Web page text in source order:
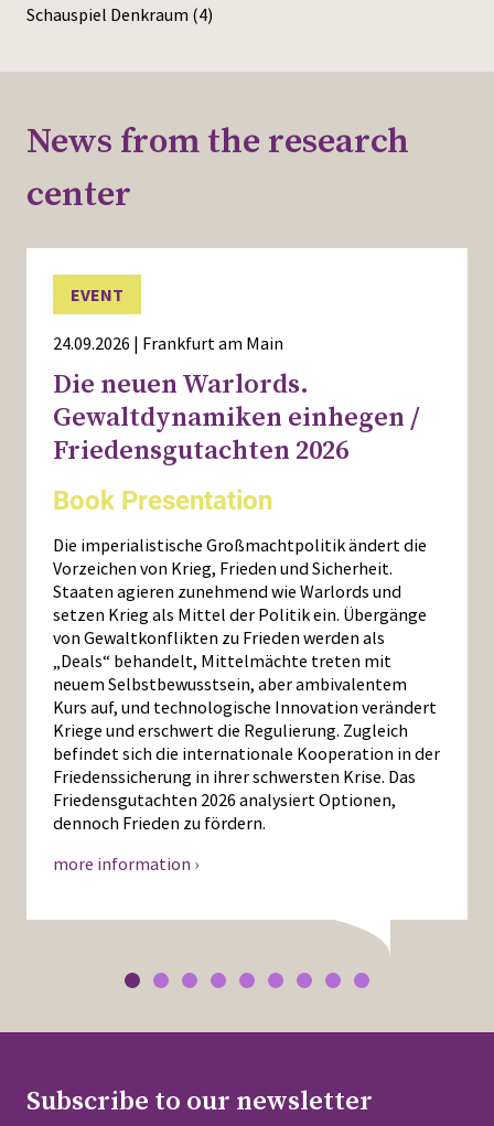
Schauspiel Denkraum (4)
News from the research
center
EVENT
24.09.2026 | Frankfurt am Main
Die neuen Warlords.
Gewaltdynamiken einhegen /
Friedensgutachten 2026
Book Presentation
Die imperialistische Großmachtpolitik ändert die
Vorzeichen von Krieg, Frieden und Sicherheit.
Staaten agieren zunehmend wie Warlords und
setzen Krieg als Mittel der Politik ein. Übergänge
von Gewaltkonflikten zu Frieden werden als
„Deals“ behandelt, Mittelmächte treten mit
neuem Selbstbewusstsein, aber ambivalentem
Kurs auf, und technologische Innovation verändert
Kriege und erschwert die Regulierung. Zugleich
befindet sich die internationale Kooperation in der
Friedenssicherung in ihrer schwersten Krise. Das
Friedensgutachten 2026 analysiert Optionen,
dennoch Frieden zu fördern.
more information ›
Subscribe to our newsletter